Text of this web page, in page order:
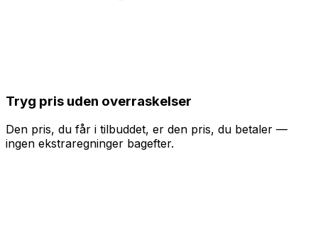
Tryg pris uden overraskelser
Den pris, du får i tilbuddet, er den pris, du betaler —
ingen ekstraregninger bagefter.